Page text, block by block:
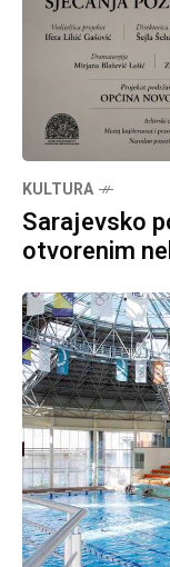
KULTURA
Sarajevsko
otvorenim